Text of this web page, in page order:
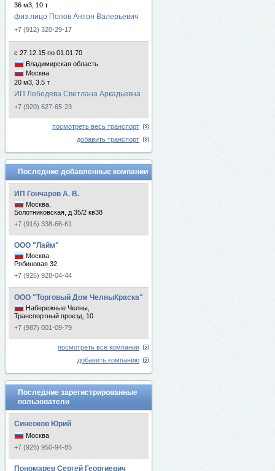
36 м3, 10 т
физ.лицо Попов Антон Валерьевич
+7 (912) 320-29-17
с 27.12.15 по 01.01.70
Владимирская область
Москва
20 м3, 3.5 т
ИП Лебедева Светлана Аркадьевна
+7 (920) 627-65-23
посмотреть весь транспорт
добавить транспорт
Последние добавленные компании
ИП Гончаров А. В.
Москва,
Болотниковская, д 35/2 кв38
+7 (916) 338-66-61
ООО "Лайм"
Москва,
Рябиновая 32
+7 (926) 928-04-44
ООО "Торговый Дом ЧелныКраска"
Набережные Челны,
Транспортный проезд, 10
+7 (987) 001-09-79
посмотреть все компании
добавить компанию
Последние зарегистрированные
пользователи
Синеоков Юрий
Москва
+7 (926) 950-94-85
Пономарев Сергей Георгиевич